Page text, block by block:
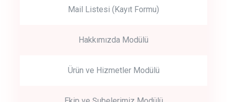
Mail Listesi (Kayıt Formu)
Hakkımızda Modülü
Ürün ve Hizmetler Modülü